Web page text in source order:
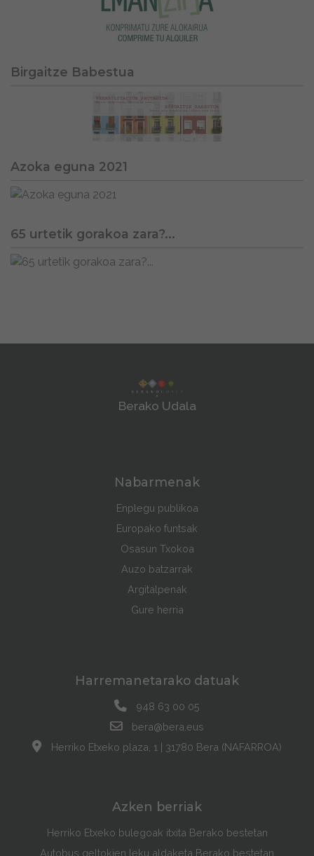
Birgaitze Babestua
Azoka eguna 2021
65 urtetik gorakoa zara?...
Berako Udala
Nabarmenak
Enplegu publikoa
Europako funtsak
Osasun Txokoa
Auzo batzarrak
Argitalpenak
Gure herria
Harremanetarako datuak
948 63 00 05
bera@bera.eus
Herriko Etxeko plaza, 1 | 31780 Bera (NAFARROA)
Azken berriak
Herriko Etxeko bulegoak itxita Berako bestetan
Autobus geltokien leku aldaketa Berako bestetan